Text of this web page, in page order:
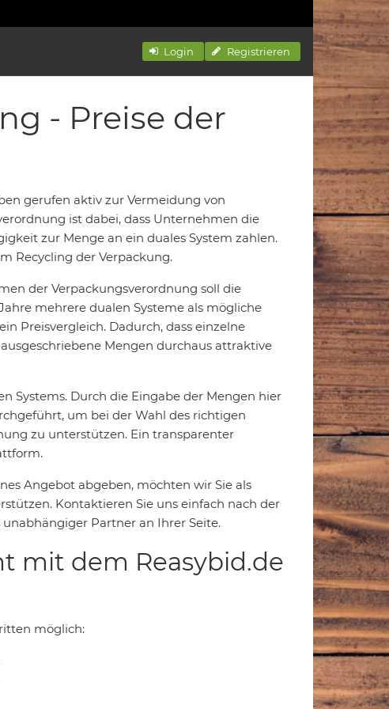
Login Registrieren
- Preise der
gerufen aktiv zur Vermeidung von
ist dabei, dass Unternehmen die
zur Menge an ein duales System zahlen.
Recycling der Verpackung.
der Verpackungsverordnung soll die
mehrere dualen Systeme als mögliche
Preisvergleich. Dadurch, dass einzelne
Mengen durchaus attraktive
Systems. Durch die Eingabe der Mengen hier
um bei der Wahl des richtigen
zu unterstützen. Ein transparenter
Angebot abgeben, möchten wir Sie als
Kontaktieren Sie uns einfach nach der
Partner an Ihrer Seite.
mit dem Reasybid.de
möglich: